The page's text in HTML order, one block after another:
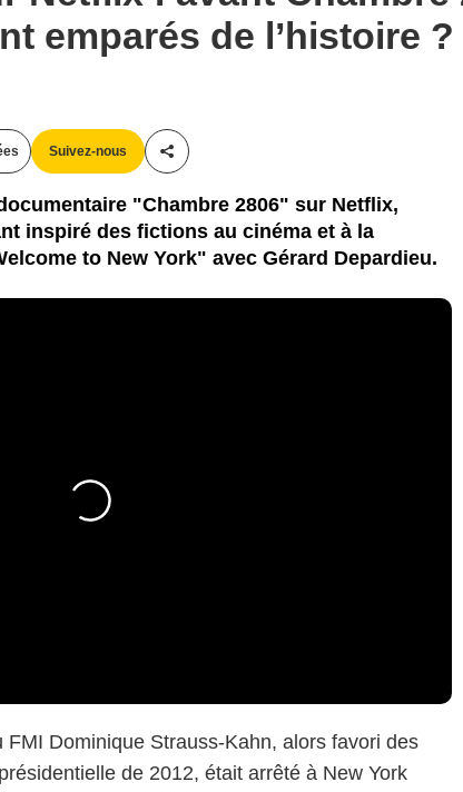
emparés de l’histoire ?
Suivez-nous
Partager cet article
"Chambre 2806" sur Netflix,
inspiré des fictions au cinéma et à la
to New York" avec Gérard Depardieu.
Dominique Strauss-Kahn, alors favori des
de 2012, était arrêté à New York